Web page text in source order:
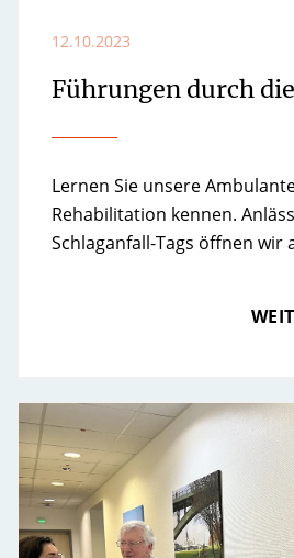
12.10.2023
Führungen durch
Lernen Sie unsere
Rehabilitation kennen.
Schlaganfall-Tags öffnen wir